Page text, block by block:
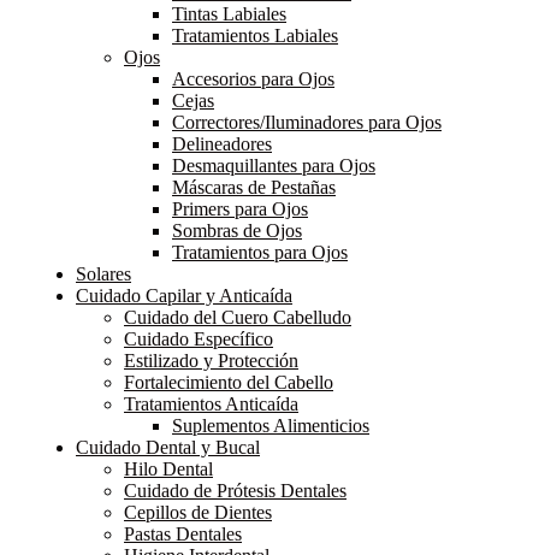
Tintas Labiales
Tratamientos Labiales
Ojos
Accesorios para Ojos
Cejas
Correctores/Iluminadores para Ojos
Delineadores
Desmaquillantes para Ojos
Máscaras de Pestañas
Primers para Ojos
Sombras de Ojos
Tratamientos para Ojos
Solares
Cuidado Capilar y Anticaída
Cuidado del Cuero Cabelludo
Cuidado Específico
Estilizado y Protección
Fortalecimiento del Cabello
Tratamientos Anticaída
Suplementos Alimenticios
Cuidado Dental y Bucal
Hilo Dental
Cuidado de Prótesis Dentales
Cepillos de Dientes
Pastas Dentales